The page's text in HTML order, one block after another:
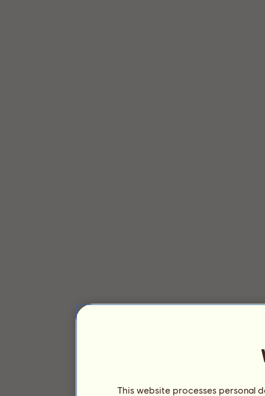
This website processes personal